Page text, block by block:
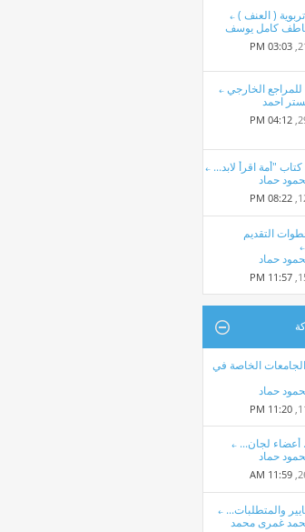
( العنف )
كامل يوسف
03:03 PM
الخارجي
احمد
04:12 PM
"أمة اقرأ لابد...
حماد
08:22 PM
التقديم
حماد
11:57 PM
الخاصة في
حماد
11:20 PM
أعضاء لجان...
حماد
11:59 AM
والمتطلبات...
غمرى محمد